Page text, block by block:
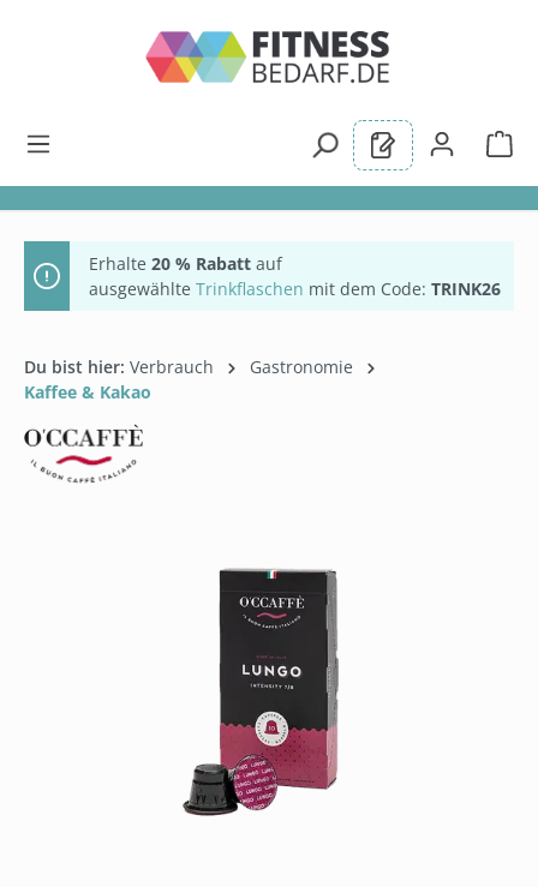
Erhalte 20 % Rabatt auf
ausgewählte Trinkflaschen mit dem Code: TRINK26
Du bist hier: Verbrauch
Gastronomie
Kaffee & Kakao